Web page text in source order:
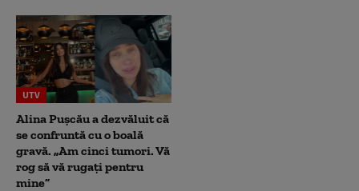
UTV
Alina Pușcău a dezvăluit că
se confruntă cu o boală
gravă. „Am cinci tumori. Vă
rog să vă rugați pentru
mine”